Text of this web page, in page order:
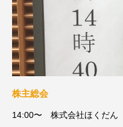
株主総会
14:00〜 株式会社ほくだ